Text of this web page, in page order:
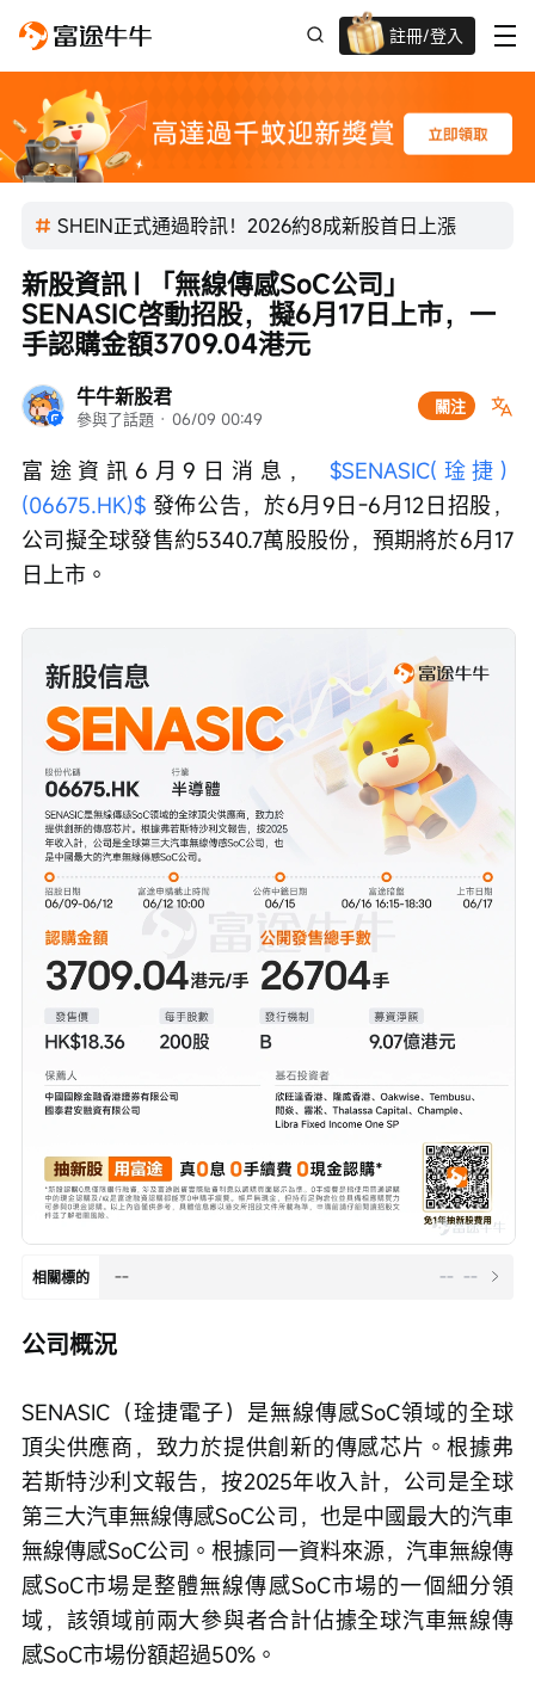
註冊/登入
迎新驚喜賞 股票/BTC等任你揀!
SHEIN正式通過聆訊！2026約8成新股首日上漲
牛牛新股君
參與了話題 · 06/09 00:49
關注
新股資訊 | 「無線傳感SoC公司」
SENASIC啓動招股，擬6月17日上市，一
手認購金額3709.04港元
富途資訊6月9日消息， $SENASIC(琻捷)
(06675.HK)$ 發佈公告，於6月9日-6月12日招股，
公司擬全球發售約5340.7萬股股份，預期將於6月17
日上市。
相關標的 -- -- --
公司概況
SENASIC（琻捷電子）是無線傳感SoC領域的全球
頂尖供應商，致力於提供創新的傳感芯片。根據弗
若斯特沙利文報告，按2025年收入計，公司是全球
第三大汽車無線傳感SoC公司，也是中國最大的汽車
無線傳感SoC公司。根據同一資料來源，汽車無線傳
感SoC市場是整體無線傳感SoC市場的一個細分領
域，該領域前兩大參與者合計佔據全球汽車無線傳
感SoC市場份額超過50%。